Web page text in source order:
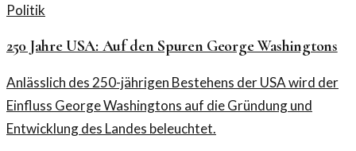
Politik
250 Jahre USA: Auf den Spuren George Washingtons
Anlässlich des 250-jährigen Bestehens der USA wird der
Einfluss George Washingtons auf die Gründung und
Entwicklung des Landes beleuchtet.